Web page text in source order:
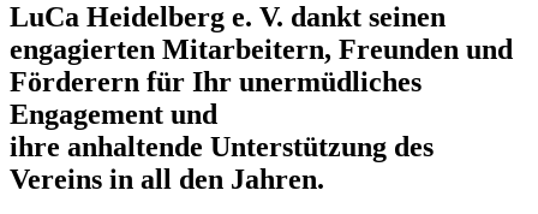
LuCa Heidelberg e. V. dankt seinen
engagierten Mitarbeitern, Freunden und
Förderern für Ihr unermüdliches
Engagement und
ihre anhaltende Unterstützung des
Vereins in all den Jahren.